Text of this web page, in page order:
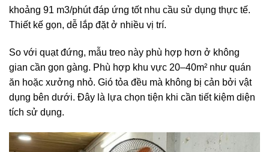
khoảng 91 m3/phút đáp ứng tốt nhu cầu sử dụng thực tế.
Thiết kế gọn, dễ lắp đặt ở nhiều vị trí.
So với quạt đứng, mẫu treo này phù hợp hơn ở không
gian cần gọn gàng. Phù hợp khu vực 20–40m² như quán
ăn hoặc xưởng nhỏ. Gió tỏa đều mà không bị cản bởi vật
dụng bên dưới. Đây là lựa chọn tiện khi cần tiết kiệm diện
tích sử dụng.